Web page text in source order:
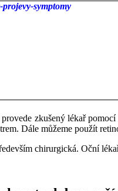
zkušený lékař
Dále můžeme použít
chirurgická. Oční